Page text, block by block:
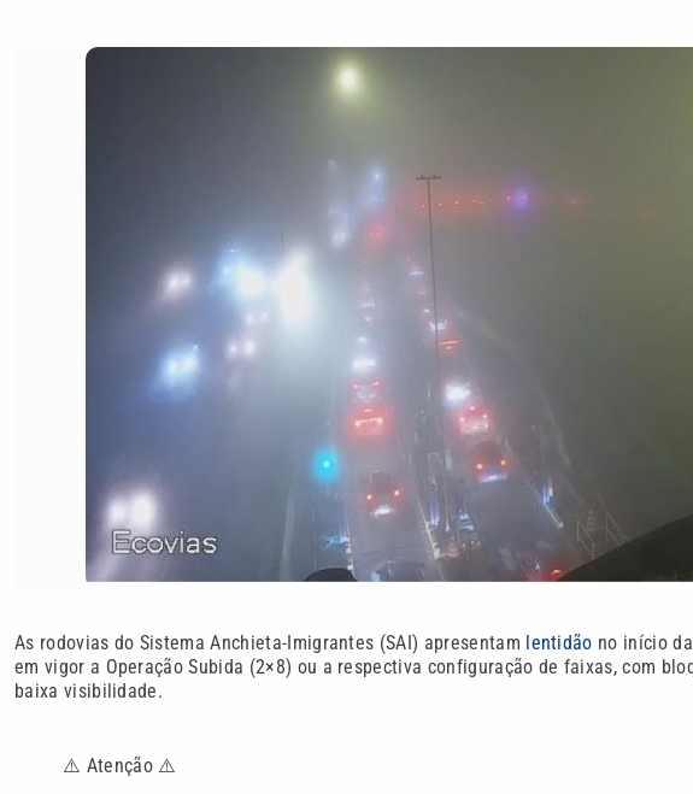
As rodovias do Sistema Anchieta-Imigrantes (SAI) apresentam lentidão no início
em vigor a Operação Subida (2×8) ou a respectiva configuração de faixas, com
baixa visibilidade.
⚠️ Atenção ⚠️